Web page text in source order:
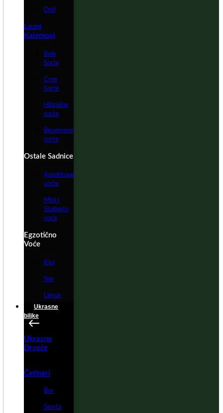
Dud
Lozni
Kalemovi
Bele
Sorte
Crne
Sorte
Hibridne
sorte
Besemene
sorte
Ostale Sadnice
Autohtone
sorte
Mini i
Stubasto
voće
Egzotično
Voće
Kivi
Nar
Limun
Ukrasne
biljke
Ukrasno
Drveće
Četinari
Bor
Smrča